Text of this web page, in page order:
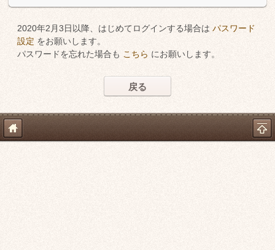
2020年2月3日以降、はじめてログインする場合は パスワード
設定 をお願いします。
パスワードを忘れた場合も こちら にお願いします。
戻る